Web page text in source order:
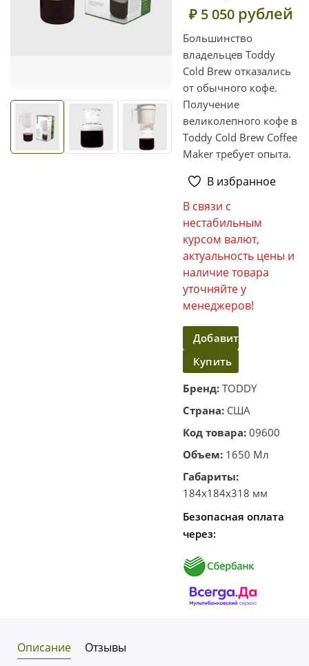
₽ 5 050 рублей
Большинство
владельцев Toddy
Cold Brew отказались
от обычного кофе.
Получение
великолепного кофе в
Toddy Cold Brew Coffee
Maker требует опыта.
В избранное
В связи с
нестабильным
курсом валют,
актуальность цены и
наличие товара
уточняйте у
менеджеров!
Добавить
в
корзину
Купить
в
один
клик
Бренд: TODDY
Страна: США
Код товара: 09600
Объем: 1650 Мл
Габариты:
184х184х318 мм
Безопасная оплата
через:
Описание Отзывы